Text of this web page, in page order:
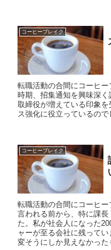
コーヒーブレイク
転職活動の合間にコーヒ
時期、招集通知を興味深
取締役が増えている印象
ス強化に役立っているので
コーヒーブレイク
転職活動の合間にコーヒ
言われる前から、特に課
た。私が社会人になった
ャーが至る会社に残って
変そうにしか見えなかった